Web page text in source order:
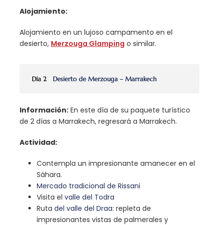
Alojamiento:
Alojamiento en un lujoso campamento en el
desierto, Merzouga Glamping o similar.
Día 2 Desierto de Merzouga – Marrakech
Información: En este día de su paquete turístico
de 2 días a Marrakech, regresará a Marrakech.
Actividad:
Contempla un impresionante amanecer en el
Sáhara.
Mercado tradicional de Rissani
Visita el valle del Todra
Ruta del valle del Draa: repleta de
impresionantes vistas de palmerales y